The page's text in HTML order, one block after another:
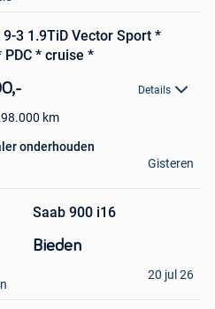
9-3 1.9TiD Vector Sport *
PDC * cruise *
Details
km
onderhouden
Gisteren
Saab 900 i16
Bieden
20 jul 26